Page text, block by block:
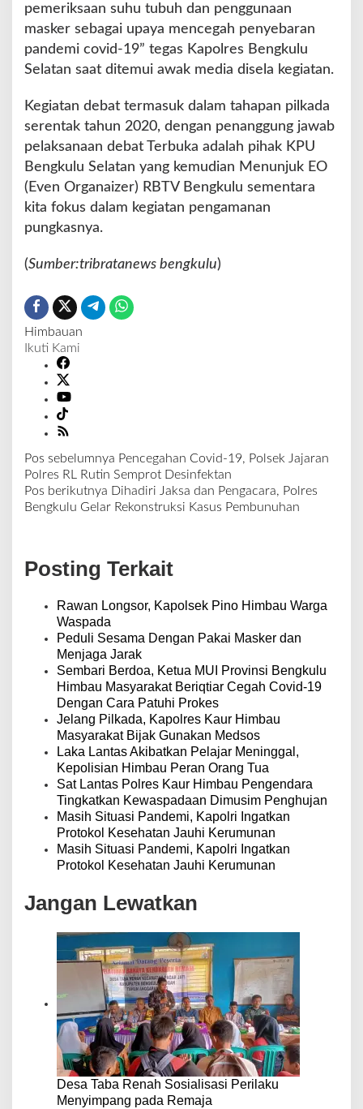
e
s
C
e
h
C
v
i
d
-
pemeriksaan suhu tubuh dan penggunaan
masker sebagai upaya mencegah penyebaran
pandemi covid-19” tegas Kapolres Bengkulu
Selatan saat ditemui awak media disela kegiatan.
Kegiatan debat termasuk dalam tahapan pilkada
serentak tahun 2020, dengan penanggung jawab
pelaksanaan debat Terbuka adalah pihak KPU
Bengkulu Selatan yang kemudian Menunjuk EO
(Even Organaizer) RBTV Bengkulu sementara
kita fokus dalam kegiatan pengamanan
pungkasnya.
(Sumber:tribratanews bengkulu)
Himbauan
Ikuti Kami
N
a
v
a
s
Pos sebelumnya Pencegahan Covid-19, Polsek Jajaran
Polres RL Rutin Semprot Desinfektan
Pos berikutnya Dihadiri Jaksa dan Pengacara, Polres
Bengkulu Gelar Rekonstruksi Kasus Pembunuhan
Posting Terkait
Rawan Longsor, Kapolsek Pino Himbau Warga
Waspada
Peduli Sesama Dengan Pakai Masker dan
Menjaga Jarak
Sembari Berdoa, Ketua MUI Provinsi Bengkulu
Himbau Masyarakat Beriqtiar Cegah Covid-19
Dengan Cara Patuhi Prokes
Jelang Pilkada, Kapolres Kaur Himbau
Masyarakat Bijak Gunakan Medsos
Laka Lantas Akibatkan Pelajar Meninggal,
Kepolisian Himbau Peran Orang Tua
Sat Lantas Polres Kaur Himbau Pengendara
Tingkatkan Kewaspadaan Dimusim Penghujan
Masih Situasi Pandemi, Kapolri Ingatkan
Protokol Kesehatan Jauhi Kerumunan
Masih Situasi Pandemi, Kapolri Ingatkan
Protokol Kesehatan Jauhi Kerumunan
Jangan Lewatkan
Desa Taba Renah Sosialisasi Perilaku
Menyimpang pada Remaja